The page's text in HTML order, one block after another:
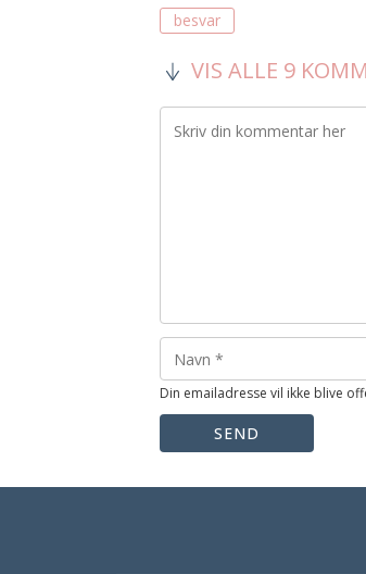
besvar
VIS ALLE 9
Din emailadresse vil ikke blive
SEND